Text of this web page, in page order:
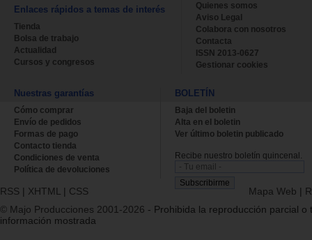
Enlaces rápidos a temas de interés
Tienda
Bolsa de trabajo
Actualidad
Cursos y congresos
Quienes somos
Aviso Legal
Colabora con nosotros
Contacta
ISSN 2013-0627
Gestionar cookies
Nuestras garantías
Cómo comprar
Envío de pedidos
Formas de pago
Contacto tienda
Condiciones de venta
Política de devoluciones
BOLETÍN
Baja del boletin
Alta en el boletin
Ver último boletin publicado
Recibe nuestro boletín quincenal.
RSS | XHTML | CSS Mapa Web |
© Majo Producciones 2001-2026 - Prohibida la reproducción parcial o
información mostrada